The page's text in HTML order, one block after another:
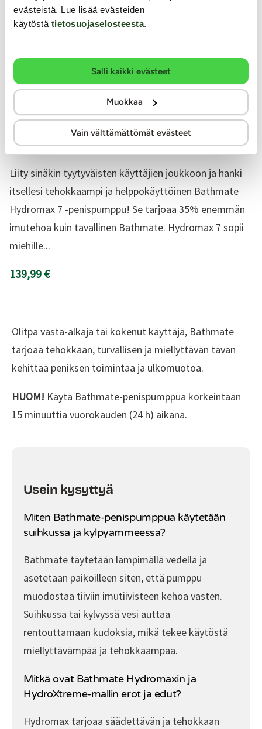
evästeistä. Lue lisää evästeiden
käytöstä tietosuojaselosteesta.
Salli kaikki evästeet
Muokkaa
Vain välttämättömät evästeet
Bathmate
Hydromax - 7 penispumppu
Testiryhmän testaama!
Liity sinäkin tyytyväisten käyttäjien joukkoon ja hanki
itsellesi tehokkaampi ja helppokäyttöinen Bathmate
Hydromax 7 -penispumppu! Se tarjoaa 35% enemmän
imutehoa kuin tavallinen Bathmate. Hydromax 7 sopii
miehille...
139,99 €
Olitpa vasta-alkaja tai kokenut käyttäjä, Bathmate
tarjoaa tehokkaan, turvallisen ja miellyttävän tavan
kehittää peniksen toimintaa ja ulkomuotoa.
HUOM! Käytä Bathmate-penispumppua korkeintaan
15 minuuttia vuorokauden (24 h) aikana.
Usein kysyttyä
Miten Bathmate-penispumppua käytetään
suihkussa ja kylpyammeessa?
Bathmate täytetään lämpimällä vedellä ja
asetetaan paikoilleen siten, että pumppu
muodostaa tiiviin imutiivisteen kehoa vasten.
Suihkussa tai kylvyssä vesi auttaa
rentouttamaan kudoksia, mikä tekee käytöstä
miellyttävämpää ja tehokkaampaa.
Mitkä ovat Bathmate Hydromaxin ja
HydroXtreme-mallin erot ja edut?
Hydromax tarjoaa säädettävän ja tehokkaan